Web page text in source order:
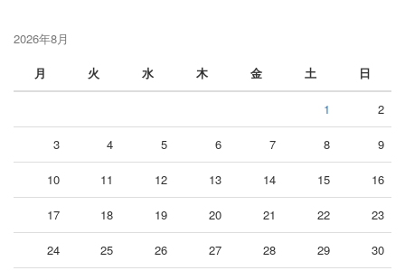
2026年8月
月
火 水 木 金 土 日
1 2
3 4 5 6 7 8 9
10 11 12 13 14 15 16
17 18 19 20 21 22 23
24 25 26 27 28 29 30